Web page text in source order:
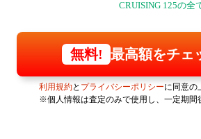
CRUISING 125の全
無料! 最高額をチェ
利用規約と プライバシーポリシーに同意の
※個人情報は査定のみで使用し、一定期間